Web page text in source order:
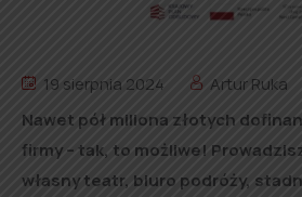
19 sierpnia 2024
Artur Ruka
Nawet pół miliona złotych
firmy – tak, to możliwe!
własny teatr, biuro podróży,